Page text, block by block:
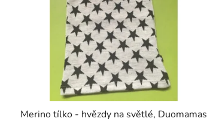
Merino tílko - hvězdy na světlé, Duomamas